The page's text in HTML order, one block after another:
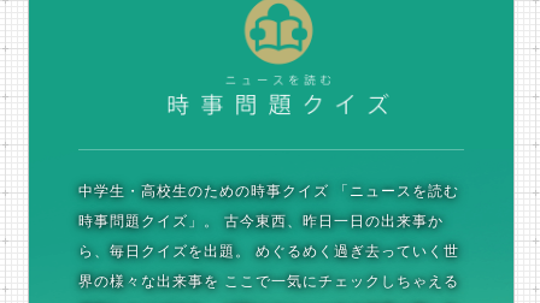
中学生・高校生のための時事クイズ 「ニュースを読む
時事問題クイズ」。
古今東西、昨日一日の出来事か
ら、毎日クイズを出題。
めぐるめく過ぎ去っていく世
界の様々な出来事を ここで一気にチェックしちゃえる